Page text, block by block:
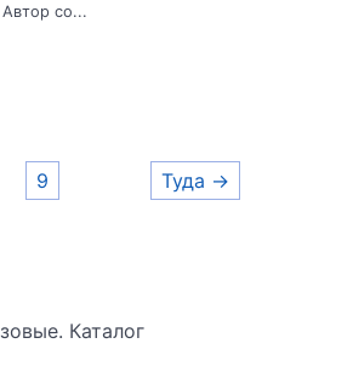
со...
9 Туда →
Каталог